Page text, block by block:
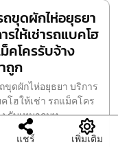
ถขุดผักไห่อยุธยา
รให้เช่ารถแบคโฮ
คโครรับจ้าง
ถูก
ขุดผักไห่อยุธยา บริการ
โฮให้เช่า รถแม็คโคร
รับเหมาถมท
แชร์ เพิ่มเติม